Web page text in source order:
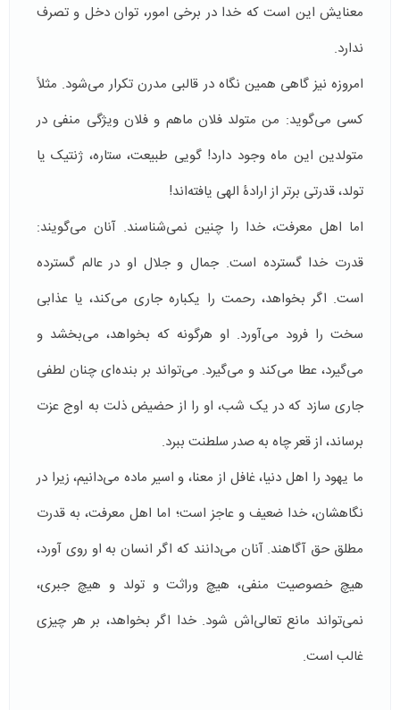
معنایش این است که خدا در برخی امور، توان دخل و تصرف
ندارد.
امروزه نیز گاهی همین نگاه در قالبی مدرن تکرار می‌شود. مثلاً
کسی می‌گوید: من متولد فلان ماهم و فلان ویژگی منفی در
متولدین این ماه وجود دارد! گویی طبیعت، ستاره، ژنتیک یا
تولد، قدرتی برتر از ارادۀ الهی یافته‌اند!
اما اهل معرفت، خدا را چنین نمی‌شناسند. آنان می‌گویند:
قدرت خدا گسترده است. جمال و جلال او در عالم گسترده
است. اگر بخواهد، رحمت را یکباره جاری می‌کند، یا عذابی
سخت را فرود می‌آورد. او هرگونه که بخواهد، می‌بخشد و
می‌گیرد، عطا می‌کند و می‌گیرد. می‌تواند بر بنده‌ای چنان لطفی
جاری سازد که در یک شب، او را از حضیض ذلت به اوج عزت
برساند، از قعر چاه به صدر سلطنت ببرد.
ما یهود را اهل دنیا، غافل از معنا، و اسیر ماده می‌دانیم، زیرا در
نگاهشان، خدا ضعیف و عاجز است؛ اما اهل معرفت، به قدرت
مطلق حق آگاهند. آنان می‌دانند که اگر انسان به او روی آورد،
هیچ خصوصیت منفی، هیچ وراثت و تولد و هیچ جبری،
نمی‌تواند مانع تعالی‌اش شود. خدا اگر بخواهد، بر هر چیزی
غالب است.